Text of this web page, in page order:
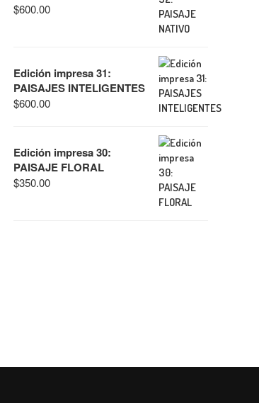
$600.00
Edición impresa 31:
PAISAJES INTELIGENTES
$600.00
Edición impresa 30:
PAISAJE FLORAL
$350.00